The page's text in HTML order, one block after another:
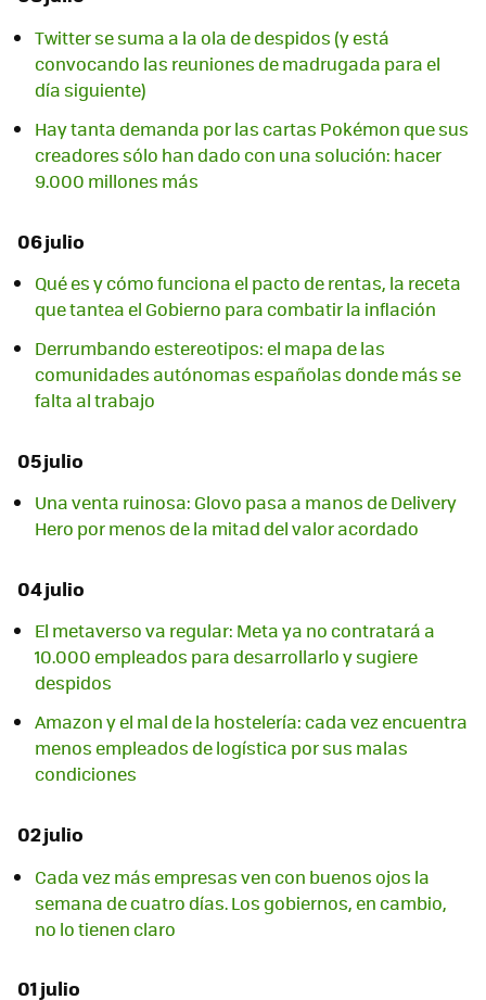
Twitter se suma a la ola de despidos (y está
convocando las reuniones de madrugada para el
día siguiente)
Hay tanta demanda por las cartas Pokémon que sus
creadores sólo han dado con una solución: hacer
9.000 millones más
06 julio
Qué es y cómo funciona el pacto de rentas, la receta
que tantea el Gobierno para combatir la inflación
Derrumbando estereotipos: el mapa de las
comunidades autónomas españolas donde más se
falta al trabajo
05 julio
Una venta ruinosa: Glovo pasa a manos de Delivery
Hero por menos de la mitad del valor acordado
04 julio
El metaverso va regular: Meta ya no contratará a
10.000 empleados para desarrollarlo y sugiere
despidos
Amazon y el mal de la hostelería: cada vez encuentra
menos empleados de logística por sus malas
condiciones
02 julio
Cada vez más empresas ven con buenos ojos la
semana de cuatro días. Los gobiernos, en cambio,
no lo tienen claro
01 julio